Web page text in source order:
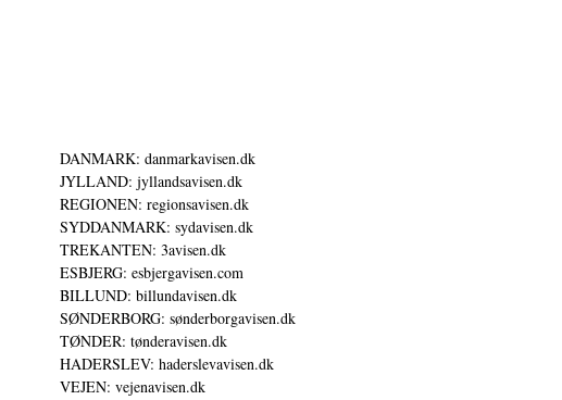
DANMARK: danmarkavisen.dk
JYLLAND: jyllandsavisen.dk
REGIONEN: regionsavisen.dk
SYDDANMARK: sydavisen.dk
TREKANTEN: 3avisen.dk
ESBJERG: esbjergavisen.com
BILLUND: billundavisen.dk
SØNDERBORG: sønderborgavisen.dk
TØNDER: tønderavisen.dk
HADERSLEV: haderslevavisen.dk
VEJEN: vejenavisen.dk